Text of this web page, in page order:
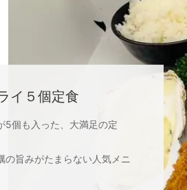
イ５個定食
5個も入った、大満足の定
旨みがたまらない人気メニ